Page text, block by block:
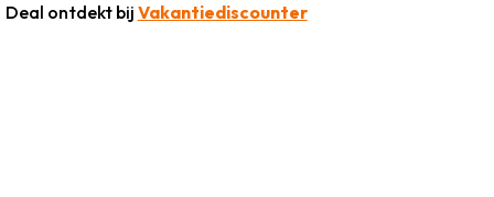
Deal ontdekt bij Vakantiediscounter